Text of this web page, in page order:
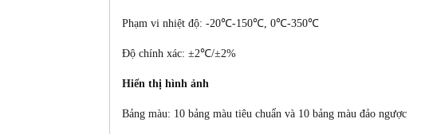
Phạm vi nhiệt độ: -20℃-150℃, 0℃-350℃
Độ chính xác: ±2℃/±2%
Hiển thị hình ảnh
Bảng màu: 10 bảng màu tiêu chuẩn và 10 bảng màu đảo ngược